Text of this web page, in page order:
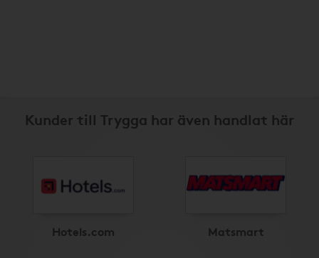
Kunder till Trygga har även handlat här
Hotels.com Matsmart